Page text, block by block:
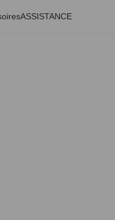
ASSISTANCE